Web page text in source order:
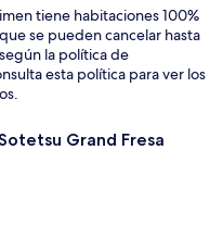
tiene habitaciones 100%
se pueden cancelar hasta
la política de
esta política para ver los
Grand Fresa